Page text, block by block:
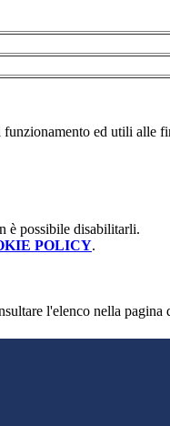
ed utili alle
è possibile disabilitarli.
POLICY.
l'elenco nella pagina